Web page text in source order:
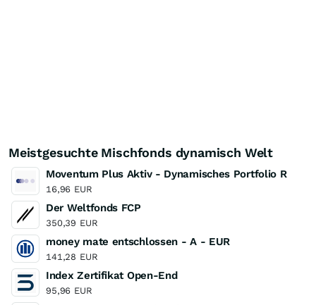
Meistgesuchte Mischfonds dynamisch Welt
Moventum Plus Aktiv - Dynamisches Portfolio R
16,96 EUR
Der Weltfonds FCP
350,39 EUR
money mate entschlossen - A - EUR
141,28 EUR
Index Zertifikat Open-End
95,96 EUR